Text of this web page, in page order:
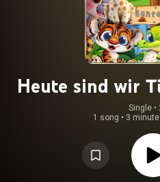
Heute sind wir
Single •
1 song • 3